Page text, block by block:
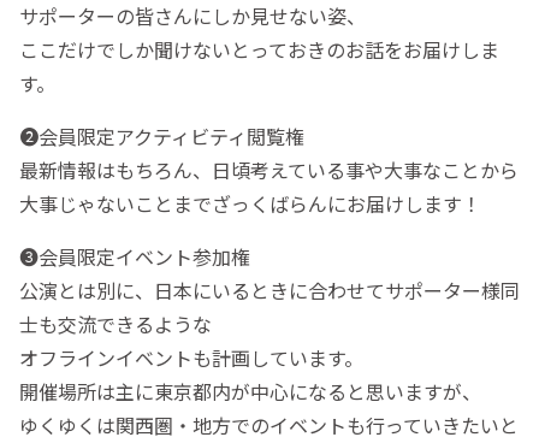
サポーターの皆さんにしか見せない姿、
ここだけでしか聞けないとっておきのお話をお届けしま
す。
❷会員限定アクティビティ閲覧権
最新情報はもちろん、日頃考えている事や大事なことから
大事じゃないことまでざっくばらんにお届けします！
❸会員限定イベント参加権
公演とは別に、日本にいるときに合わせてサポーター様同
士も交流できるような
オフラインイベントも計画しています。
開催場所は主に東京都内が中心になると思いますが、
ゆくゆくは関西圏・地方でのイベントも行っていきたいと